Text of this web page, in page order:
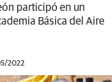
participó en un
Básica del Aire
2022